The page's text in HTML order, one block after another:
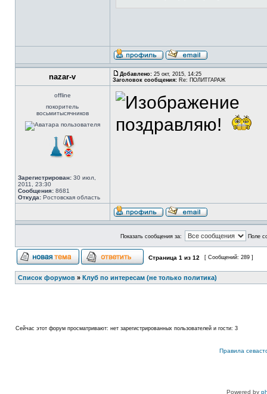
nazar-v Добавлено: 25 окт, 2015, 14:25
Заголовок сообщения: Re: ПОЛИТГАРАЖ
offline
покоритель
восьмитысячников
Зарегистрирован: 30 июл,
2011, 23:30
Сообщения: 8681
Откуда: Ростовская область
поздравляю!
Показать сообщения за: Поле
Страница 1 из 12 [ Сообщений: 289 ]
Список форумов » Клуб по интересам (не только политика)
Сейчас этот форум просматривают: нет зарегистрированных пользователей и гости: 3
Правила
Powered by